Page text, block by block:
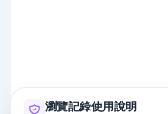
瀏覽記錄使用說明